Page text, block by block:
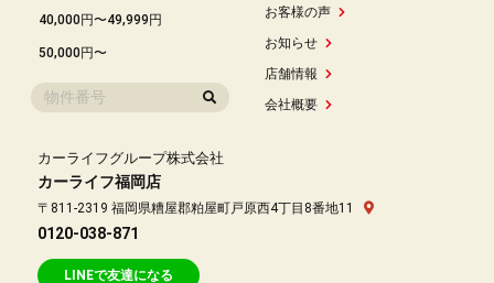
40,000円〜49,999円
50,000円〜
お客様の声
お知らせ
店舗情報
会社概要
カーライフグループ株式会社
カーライフ福岡店
〒811-2319 福岡県糟屋郡粕屋町戸原西4丁目8番地11
0120-038-871
LINEで友達になる